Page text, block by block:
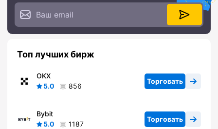
Топ лучших бирж
OKX
5.0
856
Торговать
Bybit
5.0
1187
Торговать